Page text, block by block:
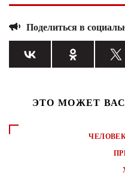
Поделиться в
ЭТО МОЖЕТ